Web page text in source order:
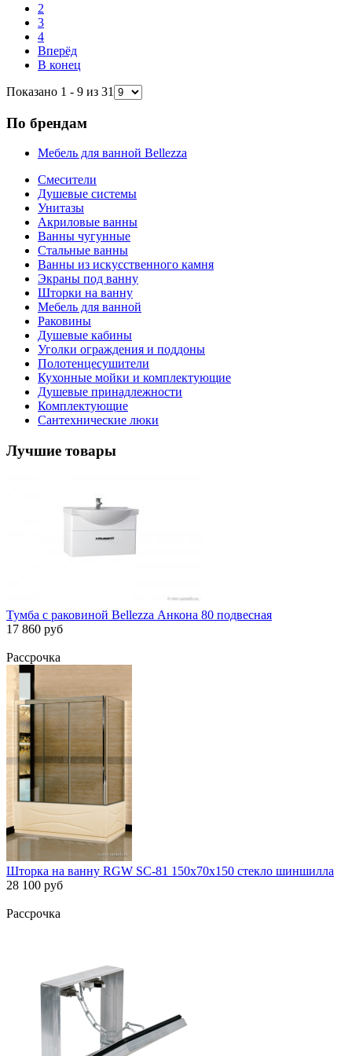
2
3
4
Вперёд
В конец
Показано 1 - 9 из 31
По брендам
Мебель для ванной Bellezza
Смесители
Душевые системы
Унитазы
Акриловые ванны
Ванны чугунные
Стальные ванны
Ванны из искусственного камня
Экраны под ванну
Шторки на ванну
Мебель для ванной
Раковины
Душевые кабины
Уголки ограждения и поддоны
Полотенцесушители
Кухонные мойки и комплектующие
Душевые принадлежности
Комплектующие
Сантехнические люки
Лучшие товары
Тумба с раковиной Bellezza Анкона 80 подвесная
17 860 руб
Рассрочка
Шторка на ванну RGW SC-81 150х70х150 стекло шиншилла
28 100 руб
Рассрочка